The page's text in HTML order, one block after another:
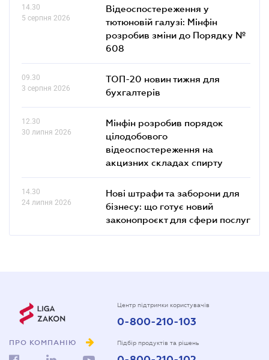
14.30
5 серпня 2026
Відеоспостереження у
тютюновій галузі: Мінфін
розробив зміни до Порядку №
608
09.30
3 серпня 2026
ТОП-20 новин тижня для
бухгалтерів
12.30
30 липня 2026
Мінфін розробив порядок
цілодобового
відеоспостереження на
акцизних складах спирту
14.30
24 липня 2026
Нові штрафи та заборони для
бізнесу: що готує новий
законопроєкт для сфери послуг
ПРО КОМПАНІЮ
Центр підтримки користувачів
0-800-210-103
Підбір продуктів та рішень